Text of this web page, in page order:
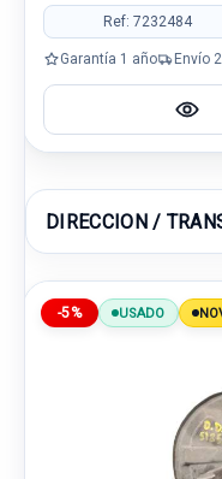
Ref: 7232484
Garantía 1 año Envío
DIRECCION /
-5% USADO